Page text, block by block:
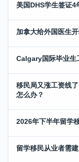
美国DHS学生签证4
加拿大给外国医生
Calgary国际毕业生
移民局又涨工资线
怎么办？
2026年下半年留学
留学移民从业者需